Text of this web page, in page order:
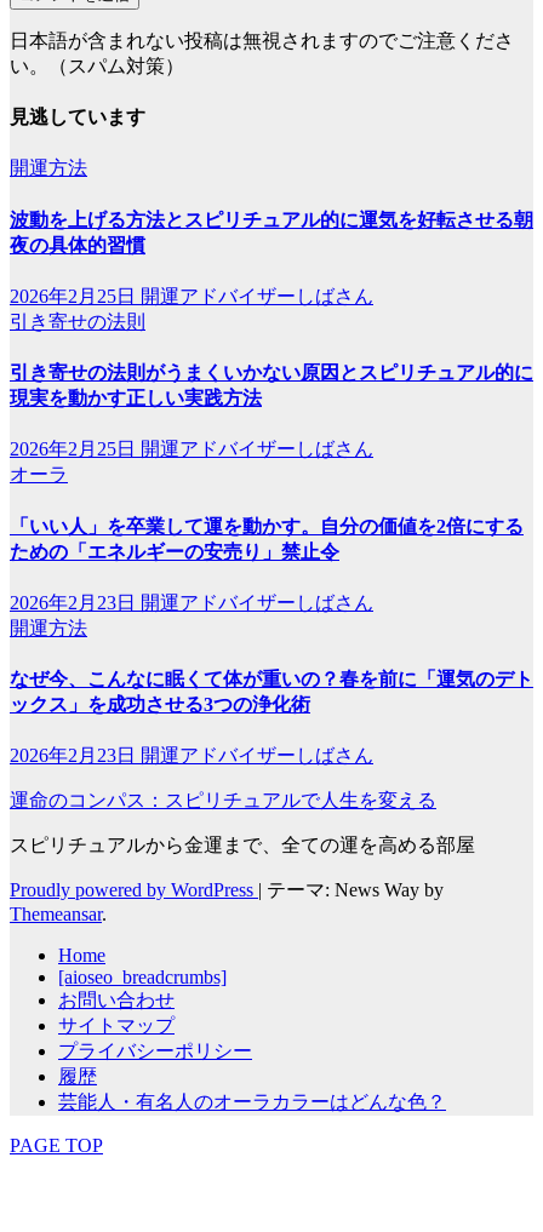
日本語が含まれない投稿は無視されますのでご注意くださ
い。（スパム対策）
見逃しています
開運方法
波動を上げる方法とスピリチュアル的に運気を好転させる朝
夜の具体的習慣
2026年2月25日 開運アドバイザーしばさん
引き寄せの法則
引き寄せの法則がうまくいかない原因とスピリチュアル的に
現実を動かす正しい実践方法
2026年2月25日 開運アドバイザーしばさん
オーラ
「いい人」を卒業して運を動かす。自分の価値を2倍にする
ための「エネルギーの安売り」禁止令
2026年2月23日 開運アドバイザーしばさん
開運方法
なぜ今、こんなに眠くて体が重いの？春を前に「運気のデト
ックス」を成功させる3つの浄化術
2026年2月23日 開運アドバイザーしばさん
運命のコンパス：スピリチュアルで人生を変える
スピリチュアルから金運まで、全ての運を高める部屋
Proudly powered by WordPress | テーマ: News Way by
Themeansar.
Home
[aioseo_breadcrumbs]
お問い合わせ
サイトマップ
プライバシーポリシー
履歴
芸能人・有名人のオーラカラーはどんな色？
PAGE TOP